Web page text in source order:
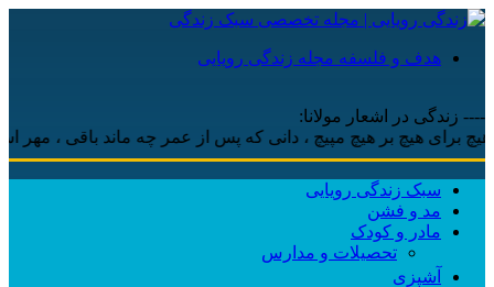
هدف و فلسفه مجله زندگی رویایی
---- زندگی در اشعار مولانا:
هیچ بر هیچ مپیچ ، دانی که پس از عمر چه ماند باقی ، مهر است
سبک زندگی رویایی
مد و فشن
مادر و کودک
تحصیلات و مدارس
آشپزی